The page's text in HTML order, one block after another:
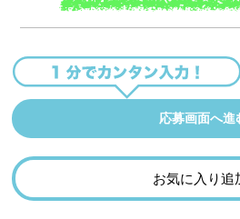
応募画面へ進
お気に入り追